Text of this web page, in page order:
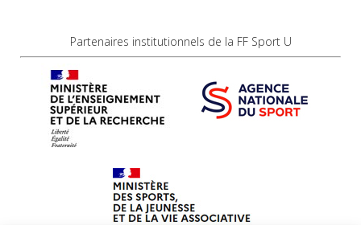
Partenaires institutionnels de la FF Sport U